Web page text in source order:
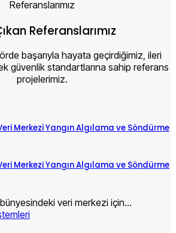
Referanslarımız
Referanslarımız
başarıyla hayata geçirdiğimiz, ileri
güvenlik standartlarına sahip referans
projelerimiz.
Merkezi Yangın Algılama ve Söndürme
Merkezi Yangın Algılama ve Söndürme
bünyesindeki veri merkezi için…